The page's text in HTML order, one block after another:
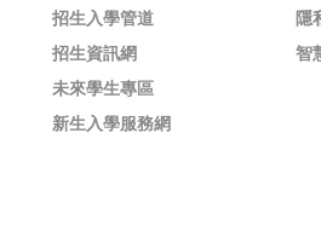
招生入學管道
招生資訊網
未來學生專區
新生入學服務網
隱
智